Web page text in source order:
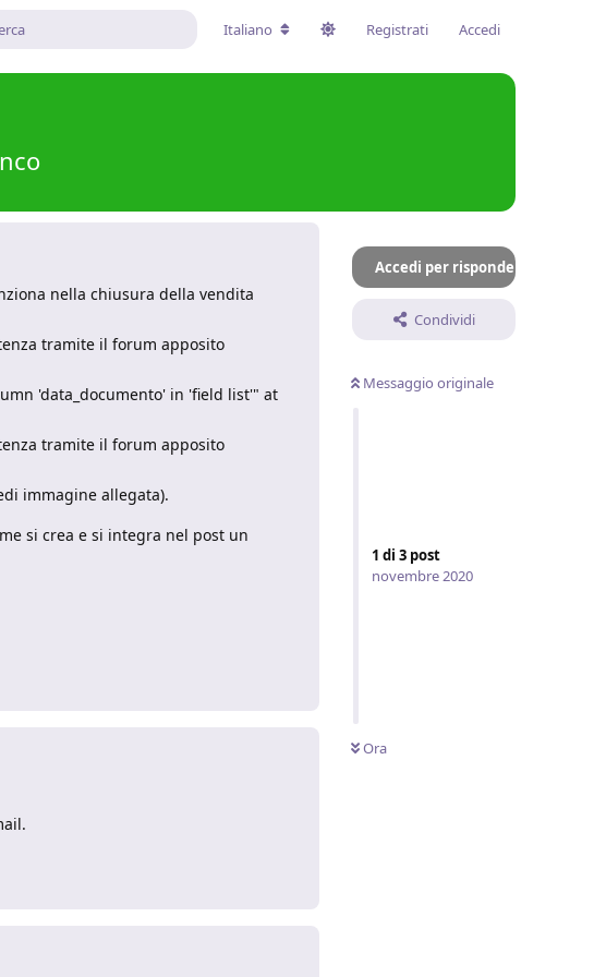
Italiano Registrati Accedi
Accedi per rispondere
Condividi
Messaggio originale
1 di 3 post
novembre 2020
Ora
nella chiusura della vendita
tramite il forum apposito
'data_documento' in 'field list'" at
tramite il forum apposito
immagine allegata).
si crea e si integra nel post un